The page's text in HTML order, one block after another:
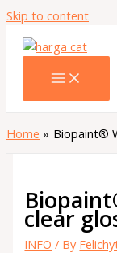
Skip to content
Home Biopaint®
clear
INFO / By